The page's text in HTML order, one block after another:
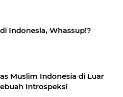
Indonesia, Whassup!?
Muslim Indonesia di Luar
Introspeksi